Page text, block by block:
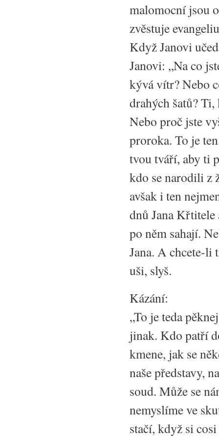
malomocní jsou
zvěstuje
Když Janovi
Janovi: „Na co
kývá vítr? Nebo
drahých šatů?
Nebo proč jste
proroka. To je
tvou tváří, aby ti
kdo se narodili z
avšak i ten
dnů Jana
po něm sahají.
Jana. A chcete-
uši, slyš.
Kázání:
„To je teda
jinak. Kdo patří
kmene, jak se
naše představy,
soud. Může se
nemyslíme ve
stačí, když si